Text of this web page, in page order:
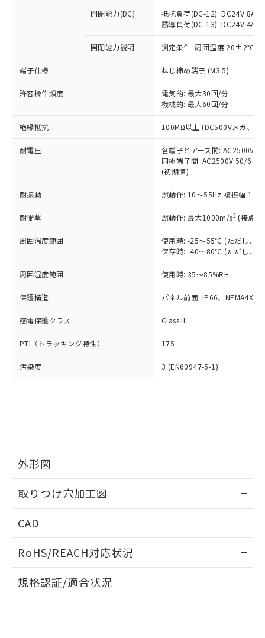
開閉能力(DC)
抵抗負荷(DC-12): DC24V 8A/
誘導負荷(DC-13): DC24V 4A/
開閉能力説明 測定条件: 周囲温度 20±2℃、
端子仕様 ねじ締め端子 (M3.5)
許容操作頻度
電気的: 最大30回/分
機械的: 最大60回/分
絶縁抵抗 100MΩ以上 (DC500Vメガ、点
耐電圧
各端子とアース間: AC2500V
同極端子間: AC2500V 50/
(初期値)
耐振動 誤動作: 10～55Hz 複振幅
耐衝撃 誤動作: 最大1000m/s2 (接点
周囲温度範囲
使用時: -25～55℃ (ただし、氷
保存時: -40～80℃ (ただし、氷
周囲湿度範囲 使用時: 35～85%RH
保護構造 パネル前面: IP66、NEMA4X,
感電保護クラス Class II
PTI（トラッキング特性） 175
汚染度 3 (EN60947-5-1)
外形図
取りつけ穴加工図
CAD
ドすることができます。
ログイン/会員登録
RoHS/REACH対応状況
EU RoHS 注意事項・凡例
規格認証/適合状況
ことをご了承ください。
在庫状況および標準価格照会結果は、
記載している更新日時点での社内デー
タに基づき作成されるものであり、閲
覧された時点での実際の在庫および標
準価格とは異なる場合があることをご
正式な納期状況および標準価格はお客
様のお取引先、またはお客様担当のオ
ムロン制御機器販売店・当社販売員に
オムロン制御機器販売店や当社販売拠
販売ネットワーク
」をご確認
在庫状況および標準価格結果を当社の
事前の承諾なく第三者に漏洩または開
示しないようお願いします。
マイパーツ機能（部品リスト作成サー
ビス）をご利用いただくには、I-Web
メンバーズにご登録されている必要が
お客様が当ウェブサイト上で当社にご
登録された部品リストについて、当社
および当社の共同利用者が、当社の製
品・サービスに関するお客様との取
引・商談に必要な範囲で利用すること
※当社の共同利用者とは、"個人情報
の「1.共同利
用者の範囲」に記載されている法人を
いたものが、含有品と判明した場合などや
むを得ず変更することがあります。
*EU RoHS指令（10物質）：
鉛(Pb) 1000ppm以下、 水銀(Hg) 1000ppm以下、 カド
六価クロム(Cr(Ⅵ)) 1000ppm以下、ポリ臭化ビフェニル
類(PBB) 1000ppm以下、ポリ臭化ジフェニルエーテル類
(PBDE) 1000ppm以下、フタル酸ビス(2-エチルヘキシ
ル) (DEHP)(別名：DOP) 1000ppm以下、フタル酸ブチ
ルベンジル（BBP） 1000ppm以下、フタル酸ジブチル
（DBP） 1000ppm以下、フタル酸ジイソブチル
(DIBP) 1000ppm以下
但し、RoHS指令で産業用監視および制御機器に対する
フタル酸エステル類の４物質については閾値を超える意
図的な使用がないことを確認しています。
部品在庫の切り替え状況などにより、予定
月が前後することがあります。
※3 非含有証明書ダウンロード
下記の非含有証明書をダウンロードするこ
とができます。
EU RoHS指令（10物質）の非含有証明書
51物質の非含有証明書（当社基準）
※本証明書は発行日時点で非含有を証明す
るもので、過去に遡って非含有を証明する
していることから、特段のことがない限
り、2022年1月12日より割愛しておりま
す。
基準値を超えていることを示します。
「－」：未確認です。当社販売部門へお問
ム) : 100ppm、
Cr(Ⅵ)(六価クロム) : 1000ppm、 PBBs(ポリ臭化ビフェ
ニル類) : 1000ppm、 PBDEs(ポリ臭化ジフェニルエーテ
ル類) : 1000ppm、
DBP(フタル酸ジブチル) : 1000ppm、 DIBP(フタル酸ジ
イソブチル) : 1000ppm、 BBP(フタル酸ブチルベンジ
ル) : 1000ppm、
DEHP(フタル酸ビス(2-エチルヘキシル)) : 1000ppm
「ｅ」：有害物質（10物質）のすべてが基
準値以下であることを示します。
「10」：通常の使用状況下において有害物
質が外部に漏えいし、環境に深刻な影響を
及ぼさない年数を意味します。
「－」：未確認です。当社販売部門へお問
い合わせください。
当社は、これら貴社製品のうち、外国
為替および外国貿易法に定める商品
（以下｢規制貨物等」という）を輸出
または国外への提供する場合は、日本
国政府の輸出許可(または役務取引許
可)を取得するなどの必要な手続きを
当社は規制貨物を破棄する場合は、完
全に破砕するなど、違法に輸出されな
いよう必要な手段を講じます。
当社は貴社製品を、核兵器、ミサイ
ル、化学兵器、生物兵器またはその他
武器並びにこれらの製造装置等に一切
当社は、貴社製品を第三者に販売する
場合は、上記1、2および3の内容を当
該第三者に通知します。また当社は、
販売先および販売に係わる関係者が違
法に輸出するおそれがある場合は、取
り引きをいたしません。
キャンセル
説明
○ 一定数以上の在庫あり
一定数には満たないが在庫あり
在庫なし(最新の在庫状況につ
いては、お客様のお取引先、ま
たはお客様担当のオムロン制御
機器販売店・当社販売員にご確
白
受注生産機種、また在庫状況の
情報を公開していない機種